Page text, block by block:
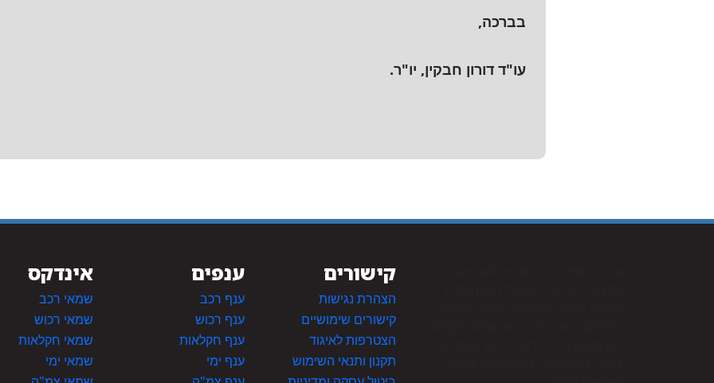
בברכה,
עו"ד דורון חבקין, יו"ר.
קישורים
הצהרת נגישות
קישורים שימושיים
הצטרפות לאיגוד
תקנון ותנאי השימוש
ענפים
ענף רכב
ענף רכוש
ענף חקלאות
ענף ימי
אינדקס
שמאי רכב
שמאי רכוש
שמאי חקלאות
שמאי ימי